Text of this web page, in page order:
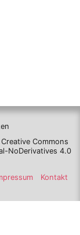
Commons
NoDerivatives 4.0
Kontakt